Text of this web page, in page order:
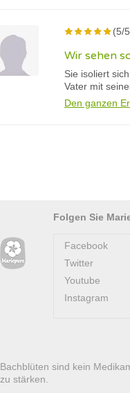
(5/
Wir sehen
Sie isoliert
Vater mit
Den ganzen
Folgen Sie
Facebook
Twitter
Youtube
Instagram
Bachblüten sind kein
zu stärken.